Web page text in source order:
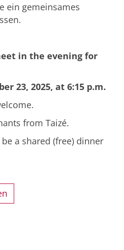
ein gemeinsames
in the evening for
23, 2025, at 6:15 p.m.
from Taizé.
a shared (free) dinner